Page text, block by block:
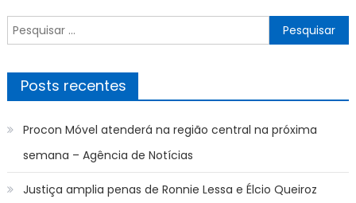
pelo
Agência
Notícias
Pesquisar
por:
Posts recentes
Procon Móvel atenderá na região central na próxima
semana – Agência de Notícias
Justiça amplia penas de Ronnie Lessa e Élcio Queiroz